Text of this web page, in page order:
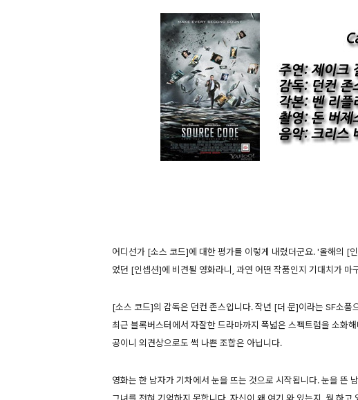
어디선가 [소스 코드]에 대한 평가를 이렇게 내렸더군요. '올해의 [
었던 [인셉션]에 비견될 영화라니, 과연 어떤 작품인지 기대치가 마
[소스 코드]의 감독은 던컨 존스입니다. 작년 [더 문]이라는 SF소품
최근 블록버스터에서 자잘한 드라마까지 폭넓은 스펙트럼을 소화
공이니 외견상으로도 썩 나쁜 조합은 아닙니다.
영화는 한 남자가 기차에서 눈을 뜨는 것으로 시작됩니다. 눈을 뜬